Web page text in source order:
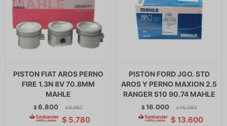
PISTON FIAT AROS PERNO
FIRE 1.3N 8V 70.8MM
MAHLE
$6.800 $ 6.967
$ 5.780
PISTON FORD JGO. STD
AROS Y PERNO MAXION 2.5
RANGER S10 90.74 MAHLE
$16.000 $ 16.393
$ 13.600